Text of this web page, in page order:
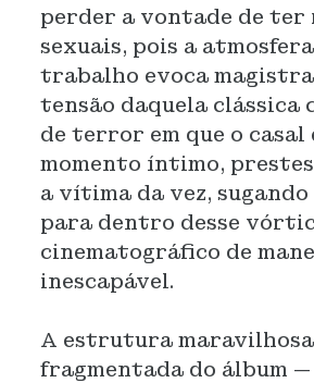
perder a vontade de ter
sexuais, pois a
trabalho evoca
tensão daquela clássica
de terror em que o casal
momento íntimo,
a vítima da vez,
para dentro desse
cinematográfico de
inescapável.
A estrutura
fragmentada do álbum